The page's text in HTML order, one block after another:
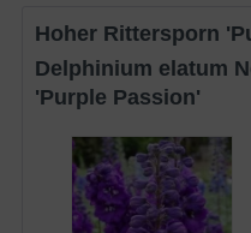
Hoher Rittersporn
Delphinium elatum New Millennium F1
'Purple Passion'